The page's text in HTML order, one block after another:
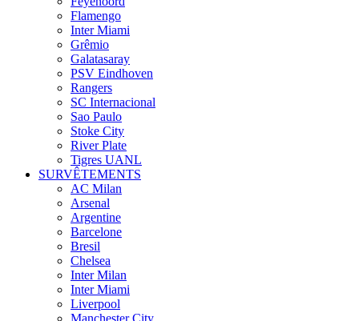
Flamengo
Inter Miami
Grêmio
Galatasaray
PSV Eindhoven
Rangers
SC Internacional
Sao Paulo
Stoke City
River Plate
Tigres UANL
SURVÊTEMENTS
AC Milan
Arsenal
Argentine
Barcelone
Bresil
Chelsea
Inter Milan
Inter Miami
Liverpool
Manchester City